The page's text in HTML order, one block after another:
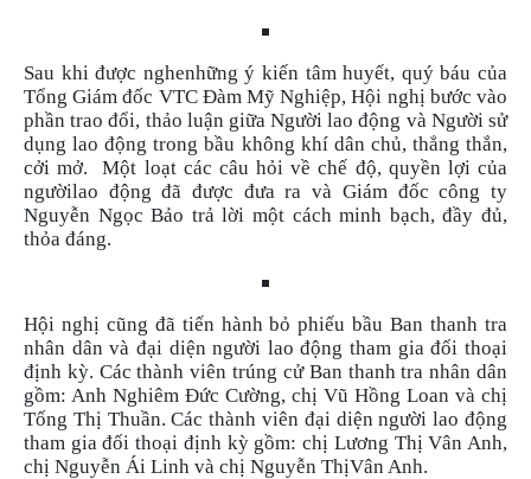
Sau khi được nghenhững ý kiến tâm huyết, quý báu của
Tổng Giám đốc VTC Đàm Mỹ Nghiệp,Hội nghị bước vào
phần trao đổi, thảo luận giữa Người lao động và Người sử
dụng lao động trong bầu không khí dân chủ, thẳng thắn,
cởi mở. Một loạt các câu hỏi về chế độ, quyền lợi của
ngườilao động đã được đưa ra và Giám đốc công ty
Nguyễn Ngọc Bảo trả lời một cách minh bạch, đầy đủ,
thỏa đáng.
Hội nghị cũng đã tiến hành bỏ phiếu bầu Ban thanh tra
nhân dân và đại diện người lao động tham gia đối thoại
định kỳ. Các thành viên trúng cử Ban thanh tra nhân dân
gồm: Anh Nghiêm Đức Cường, chị Vũ Hồng Loan và chị
Tống Thị Thuần. Các thành viên đại diện người lao động
tham gia đối thoại định kỳ gồm: chị Lương Thị Vân Anh,
chị Nguyễn Ái Linh và chị Nguyễn ThịVân Anh.